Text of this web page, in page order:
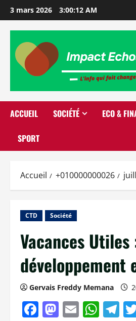
3 mars 2026 3:00:13 AM
ACCUEIL SOCIÉTÉ ECO &
SPORT
Accueil +010000000026
CTD Société
Vacances
Gervais Freddy Memana
Facebook
Mastodon
Email